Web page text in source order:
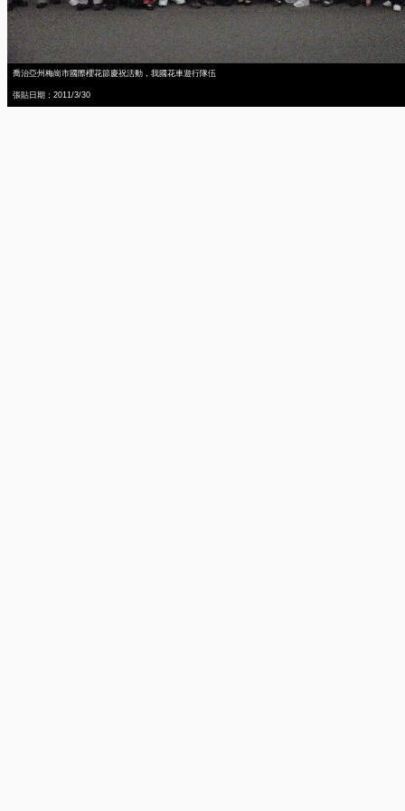
喬治亞州梅崗市國際櫻花節慶祝活動，我國花車遊行隊伍
張貼日期：2011/3/30